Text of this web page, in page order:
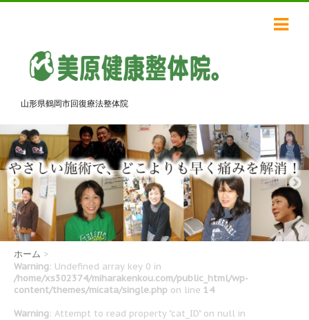
山形県鶴岡市回復療法整体院
ホーム >
Warning: Undefined array key 0 in
/home/xs302374/miharakenkou.com/public_html/wp-
content/themes/micata/single.php on line 14
Warning: Attempt to read property "cat_ID" on null in